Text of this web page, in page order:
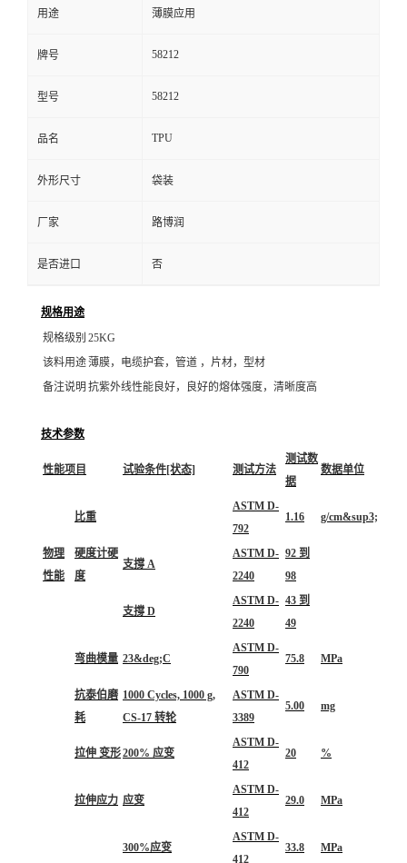
用途 薄膜应用
牌号 58212
型号 58212
品名 TPU
外形尺寸 袋装
厂家 路博润
是否进口 否
规格用途
规格级别 25KG
该料用途薄膜，电缆护套，管道 ，片材，型材
备注说明 抗紫外线性能良好，良好的熔体强度，清晰度高
技术参数
性能项目 试验条件[状态] 测试方法
测试数
据
数据单位
物理
性能
比重
ASTM D-
792
1.16 g/cm&sup3;
硬度计硬
度
支撐 A
ASTM D-
2240
92 到
98
支撐 D
ASTM D-
2240
43 到
49
弯曲模量 23&deg;C
ASTM D-
790
75.8 MPa
抗泰伯磨
耗
1000 Cycles, 1000 g,
CS-17 转轮
ASTM D-
3389
5.00 mg
拉伸 变形200% 应变
ASTM D-
412
20 %
拉伸应力 应变
ASTM D-
412
29.0 MPa
300%应变
ASTM D-
412
33.8 MPa